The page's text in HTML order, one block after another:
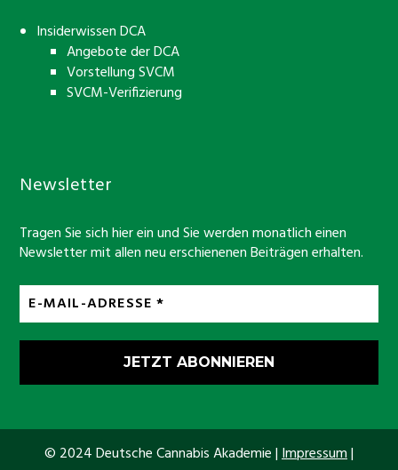
Insiderwissen DCA
Angebote der DCA
Vorstellung SVCM
SVCM-Verifizierung
Newsletter
Tragen Sie sich hier ein und Sie werden monatlich einen
Newsletter mit allen neu erschienenen Beiträgen erhalten.
© 2024 Deutsche Cannabis Akademie |Impressum|